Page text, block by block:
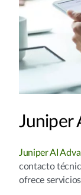
Juniper
Juniper AI
contacto
ofrece